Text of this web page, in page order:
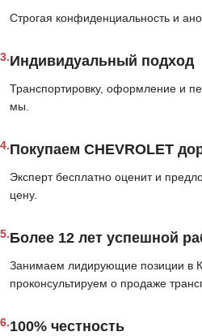
Строгая конфиденциальность и
3.Индивидуальный подход
Транспортировку, оформление и
мы.
4.Покупаем CHEVROLET
Эксперт бесплатно оценит и
цену.
5.Более 12 лет успешной
Занимаем лидирующие позиции в
проконсультируем о продаже
6.100% честность